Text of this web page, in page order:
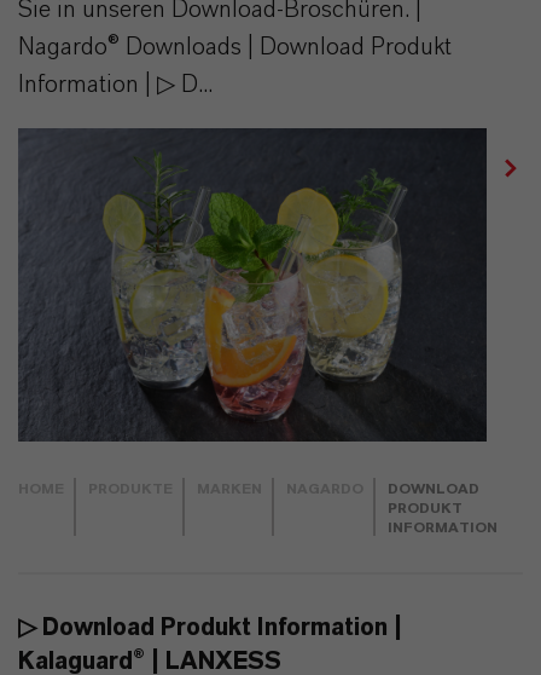
Sie in unseren Download-Broschüren. |
Nagardo® Downloads | Download Produkt
Information | ▷ D...
DOWNLOAD
PRODUKT
INFORMATION
▷ Download Produkt Information |
Kalaguard® | LANXESS